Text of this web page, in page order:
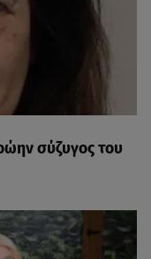
σύζυγος του